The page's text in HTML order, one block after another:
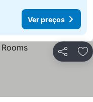
Ver preços
Partilhar